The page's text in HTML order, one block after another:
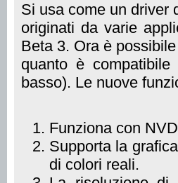
Si usa come un driver
originati da varie
Beta 3. Ora è
quanto è
basso). Le nuove
Funziona con
Supporta la
di colori reali.